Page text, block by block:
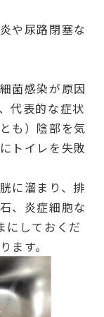
や尿路閉塞な
菌感染が原因
代表的な症状
も）陰部を気
トイレを失敗
に溜まり、排
、炎症細胞な
にしておくだ
ます。